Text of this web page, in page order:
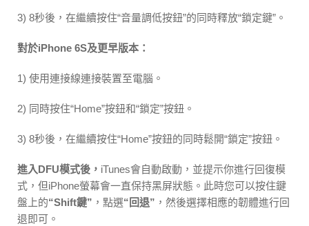
3) 8秒後，在繼續按住“音量調低按鈕”的同時釋放“鎖定鍵”。
對於iPhone 6S及更早版本：
1) 使用連接線連接裝置至電腦。
2) 同時按住“Home”按鈕和“鎖定”按鈕。
3) 8秒後，在繼續按住“Home”按鈕的同時鬆開“鎖定”按鈕。
進入DFU模式後， iTunes會自動啟動，並提示你進行回復模
式，但iPhone螢幕會一直保持黑屏狀態。此時您可以按住鍵
盤上的“Shift鍵” ，點選“回退” ，然後選擇相應的韌體進行回
退即可。